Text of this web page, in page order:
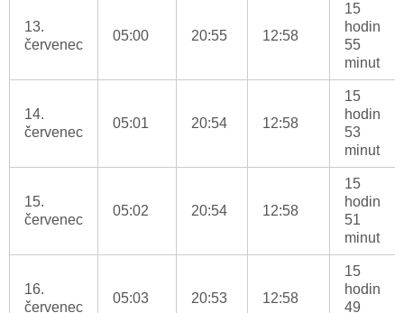
13.
červenec
05:00 20:55 12:58
15
hodin
55
minut
14.
červenec
05:01 20:54 12:58
15
hodin
53
minut
15.
červenec
05:02 20:54 12:58
15
hodin
51
minut
16.
červenec
05:03 20:53 12:58
15
hodin
49